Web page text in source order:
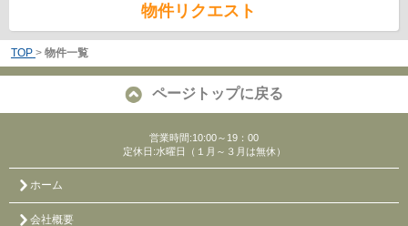
物件リクエスト
TOP > 物件一覧
ページトップに戻る
営業時間:10:00～19：00
定休日:水曜日（１月～３月は無休）
ホーム
会社概要